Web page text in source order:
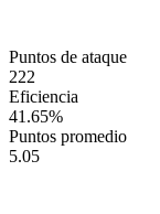
Puntos de ataque
222
Eficiencia
41.65%
Puntos promedio
5.05